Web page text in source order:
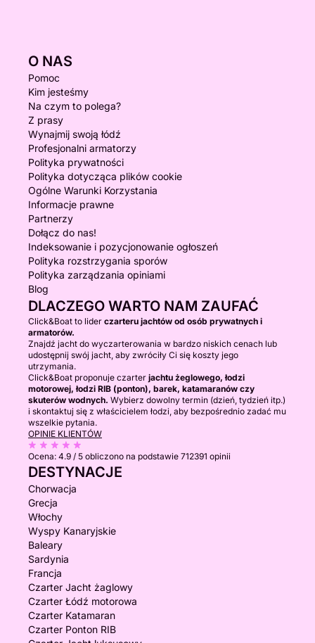
O NAS
Pomoc
Kim jesteśmy
Na czym to polega?
Z prasy
Wynajmij swoją łódź
Profesjonalni armatorzy
Polityka prywatności
Polityka dotycząca plików cookie
Ogólne Warunki Korzystania
Informacje prawne
Partnerzy
Dołącz do nas!
Indeksowanie i pozycjonowanie ogłoszeń
Polityka rozstrzygania sporów
Polityka zarządzania opiniami
Blog
DLACZEGO WARTO NAM ZAUFAĆ
Click&Boat to lider czarteru jachtów od osób prywatnych i
armatorów.
Znajdź jacht do wyczarterowania w bardzo niskich cenach lub
udostępnij swój jacht, aby zwróciły Ci się koszty jego
utrzymania.
Click&Boat proponuje czarter jachtu żeglowego, łodzi
motorowej, łodzi RIB (ponton), barek, katamaranów czy
skuterów wodnych. Wybierz dowolny termin (dzień, tydzień itp.)
i skontaktuj się z właścicielem łodzi, aby bezpośrednio zadać mu
wszelkie pytania.
OPINIE KLIENTÓW
Ocena: 4.9 / 5 obliczono na podstawie 712391 opinii
DESTYNACJE
Chorwacja
Grecja
Włochy
Wyspy Kanaryjskie
Baleary
Sardynia
Francja
Czarter Jacht żaglowy
Czarter Łódź motorowa
Czarter Katamaran
Czarter Ponton RIB